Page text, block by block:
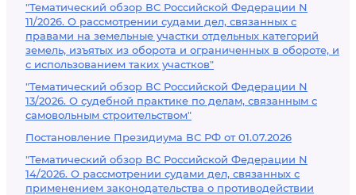
"Тематический обзор ВС Российской Федерации N
11/2026. О рассмотрении судами дел, связанных с
правами на земельные участки отдельных категорий
земель, изъятых из оборота и ограниченных в обороте, и
с использованием таких участков"
"Тематический обзор ВС Российской Федерации N
13/2026. О судебной практике по делам, связанным с
самовольным строительством"
Постановление Президиума ВС РФ от 01.07.2026
"Тематический обзор ВС Российской Федерации N
14/2026. О рассмотрении судами дел, связанных с
применением законодательства о противодействии